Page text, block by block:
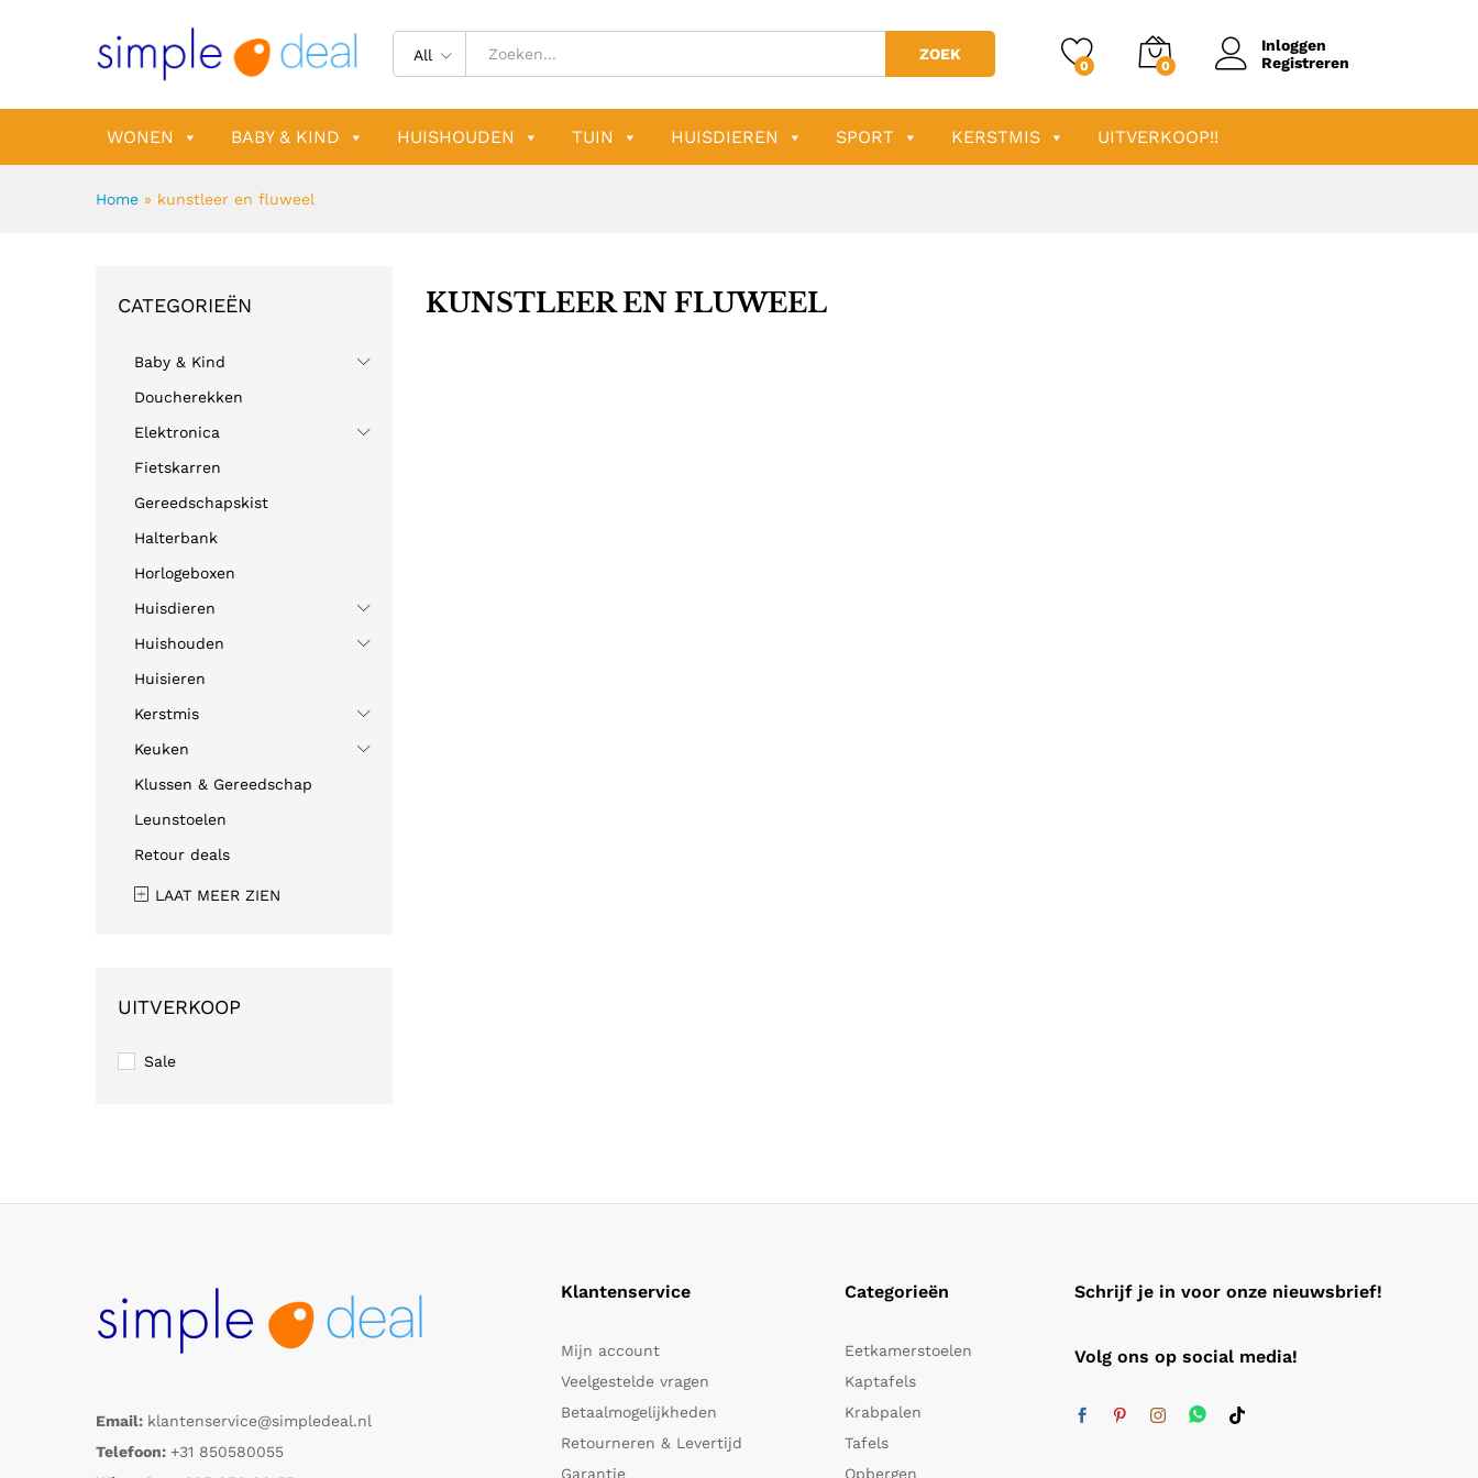
All ZOEK
0 0
Inloggen
Registreren
WONEN BABY & KIND HUISHOUDEN TUIN HUISDIEREN SPORT KERSTMIS UITVERKOOP!!
Home » kunstleer en fluweel
KUNSTLEER EN FLUWEEL
CATEGORIEËN
Baby & Kind
Doucherekken
Elektronica
Fietskarren
Gereedschapskist
Halterbank
Horlogeboxen
Huisdieren
Huishouden
Huisieren
Kerstmis
Keuken
Klussen & Gereedschap
Leunstoelen
Retour deals
LAAT MEER ZIEN
UITVERKOOP
Sale
Email: klantenservice@simpledeal.nl
Telefoon: +31 850580055
Klantenservice
Mijn account
Veelgestelde vragen
Betaalmogelijkheden
Retourneren & Levertijd
Garantie
Categorieën
Eetkamerstoelen
Kaptafels
Krabpalen
Tafels
Opbergen
Schrijf je in voor onze nieuwsbrief!
Volg ons op social media!